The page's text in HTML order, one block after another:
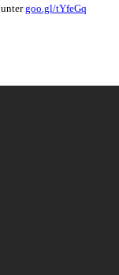
goo.gl/tYfeGq